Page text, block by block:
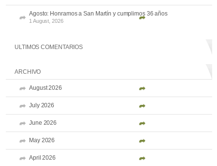
Agosto: Honramos a San Martín y cumplimos 36 años
1 August, 2026
ULTIMOS COMENTARIOS
ARCHIVO
August 2026
July 2026
June 2026
May 2026
April 2026